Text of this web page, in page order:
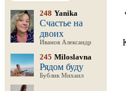
248 Yanika
Счастье на
двоих
Иванов Александр
245 Miloslavna
Рядом буду
Бублик Михаил